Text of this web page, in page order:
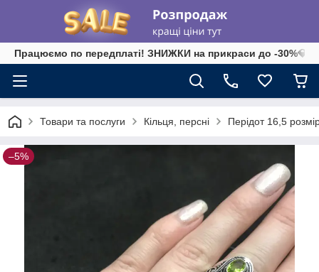
Працюємо по передплаті! ЗНИЖКИ на прикраси до -30%💎
Товари та послуги Кільця, персні Перідот 16,5
–5%